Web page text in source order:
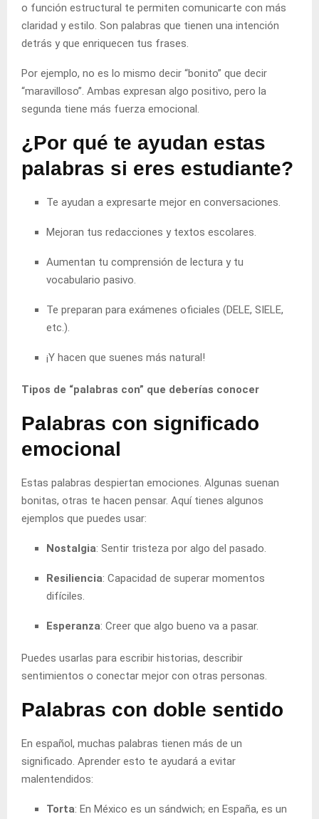
o función estructural te permiten comunicarte con más
claridad y estilo. Son palabras que tienen una intención
detrás y que enriquecen tus frases.
Por ejemplo, no es lo mismo decir “bonito” que decir
“maravilloso”. Ambas expresan algo positivo, pero la
segunda tiene más fuerza emocional.
¿Por qué te ayudan estas
palabras si eres estudiante?
Te ayudan a expresarte mejor en conversaciones.
Mejoran tus redacciones y textos escolares.
Aumentan tu comprensión de lectura y tu
vocabulario pasivo.
Te preparan para exámenes oficiales (DELE, SIELE,
etc.).
¡Y hacen que suenes más natural!
Tipos de “palabras con” que deberías conocer
Palabras con significado
emocional
Estas palabras despiertan emociones. Algunas suenan
bonitas, otras te hacen pensar. Aquí tienes algunos
ejemplos que puedes usar:
Nostalgia: Sentir tristeza por algo del pasado.
Resiliencia: Capacidad de superar momentos
difíciles.
Esperanza: Creer que algo bueno va a pasar.
Puedes usarlas para escribir historias, describir
sentimientos o conectar mejor con otras personas.
Palabras con doble sentido
En español, muchas palabras tienen más de un
significado. Aprender esto te ayudará a evitar
malentendidos:
Torta: En México es un sándwich; en España, es un